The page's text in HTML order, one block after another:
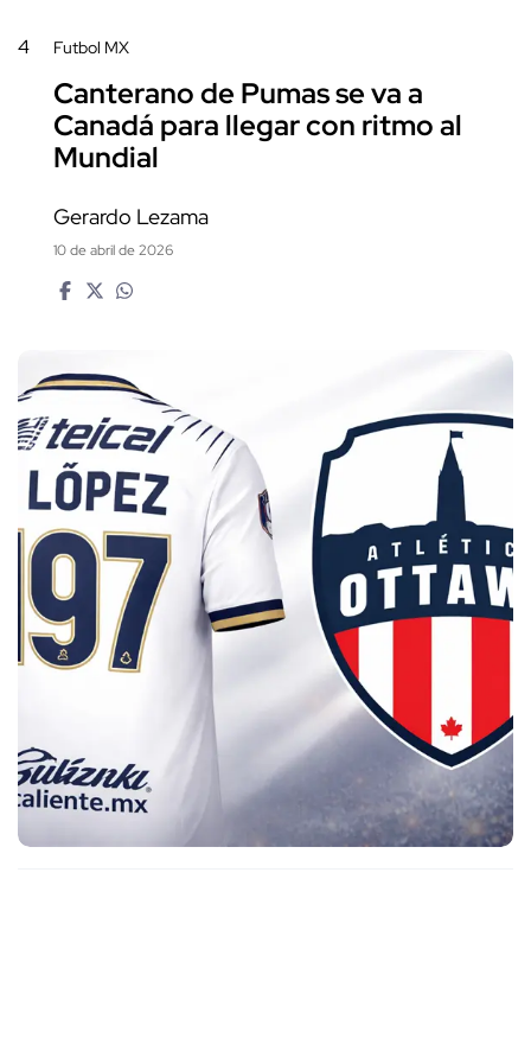
4 Futbol MX
Canterano de Pumas se va a
Canadá para llegar con ritmo al
Mundial
Gerardo Lezama
10 de abril de 2026